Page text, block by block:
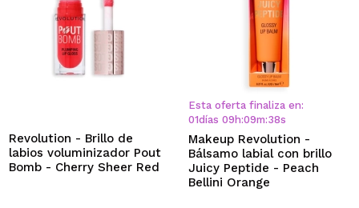
Revolution - Brillo de
labios voluminizador Pout
Bomb - Cherry Sheer Red
Esta oferta finaliza en:
01días 09 h:09m:37s
Makeup Revolution -
Bálsamo labial con brillo
Juicy Peptide - Peach
Bellini Orange